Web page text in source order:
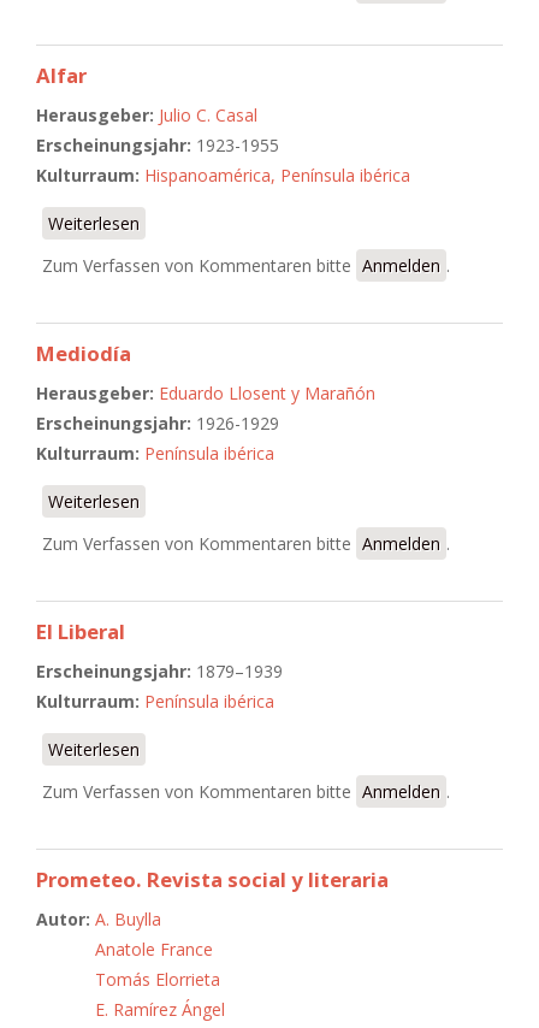
Alfar
Herausgeber: Julio C. Casal
Erscheinungsjahr: 1923-1955
Kulturraum: Hispanoamérica, Península ibérica
Weiterlesen
Zum Verfassen von Kommentaren bitte Anmelden .
Mediodía
Herausgeber: Eduardo Llosent y Marañón
Erscheinungsjahr: 1926-1929
Kulturraum: Península ibérica
Weiterlesen
Zum Verfassen von Kommentaren bitte Anmelden .
El Liberal
Erscheinungsjahr: 1879–1939
Kulturraum: Península ibérica
Weiterlesen
Zum Verfassen von Kommentaren bitte Anmelden .
Prometeo. Revista social y literaria
Autor: A. Buylla
Anatole France
Tomás Elorrieta
E. Ramírez Ángel